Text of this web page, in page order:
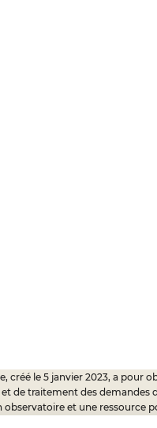
le 5 janvier 2023, a pour
de traitement des demandes
et une ressource